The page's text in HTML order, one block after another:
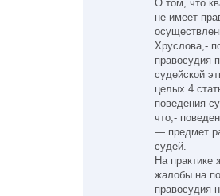
О том, что
не имеет
Хруслова,-
правосудия
судейской
целых 4
поведения
что,-
— предмет
судей.
На практике
жалобы на
правосудия